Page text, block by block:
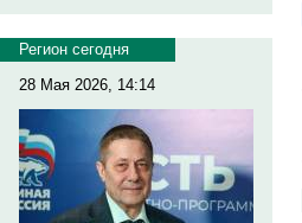
Регион сегодня
28 Мая 2026, 14:14